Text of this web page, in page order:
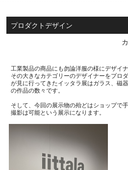
プロダクトデザイン
工業製品の商品にも勿論洋服の様にデザイナ
その大きなカテゴリーのデザイナーをプロ
が見に行ってきたイッタラ展はガラス、磁
の作品の数々です。
そして、今回の展示物の殆どはショップで
撮影は可能という展示になります。